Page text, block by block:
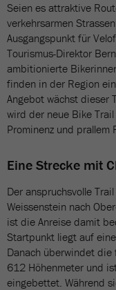
Seien es attraktive
verkehrsarmen
Ausgangspunkt für
Tourismus-Direktor
ambitionierte
finden in der Region
Angebot wächst dieser
wird der neue Bike
Prominenz und prallem
Eine Strecke mit
Der anspruchsvolle
Weissenstein nach
ist die Anreise damit
Startpunkt liegt auf
Danach überwindet
612 Höhenmeter und
eingebettet. Während